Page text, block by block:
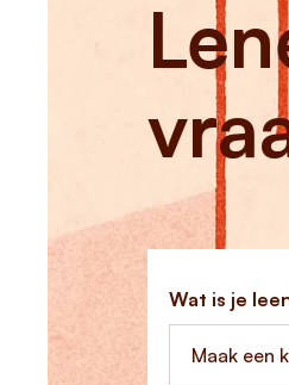
Wat is je
Maak een